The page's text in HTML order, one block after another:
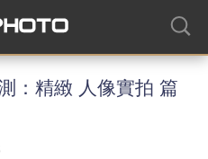
：精緻 人像實拍 篇